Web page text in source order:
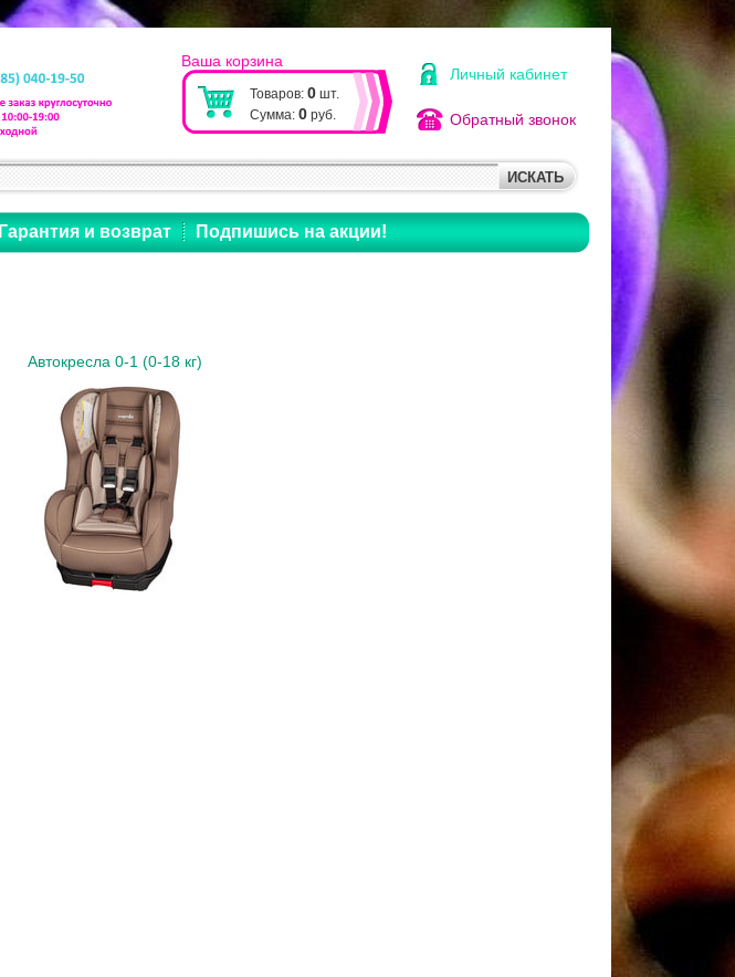
Личный кабинет
Обратный звонок
Ваша корзина
Товаров: 0 шт.
Сумма: 0 руб.
Гарантия и возврат Подпишись на акции!
Автокресла 0-1 (0-18 кг)